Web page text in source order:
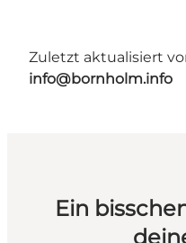
Zuletzt aktualisiert
info@bornholm.info
Ein